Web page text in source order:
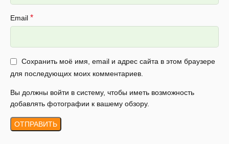
Email *
Сохранить моё имя, email и адрес сайта в этом браузере
для последующих моих комментариев.
Вы должны войти в систему, чтобы иметь возможность
добавлять фотографии к вашему обзору.